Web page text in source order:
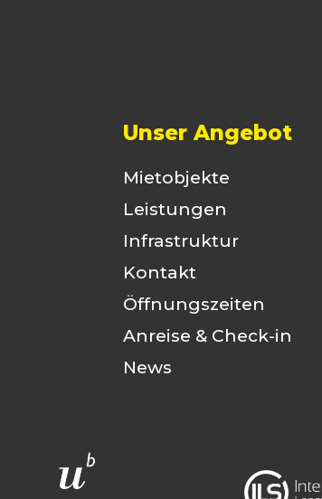
Unser Angebot
Mietobjekte
Leistungen
Infrastruktur
Kontakt
Öffnungszeiten
Anreise & Check-in
News